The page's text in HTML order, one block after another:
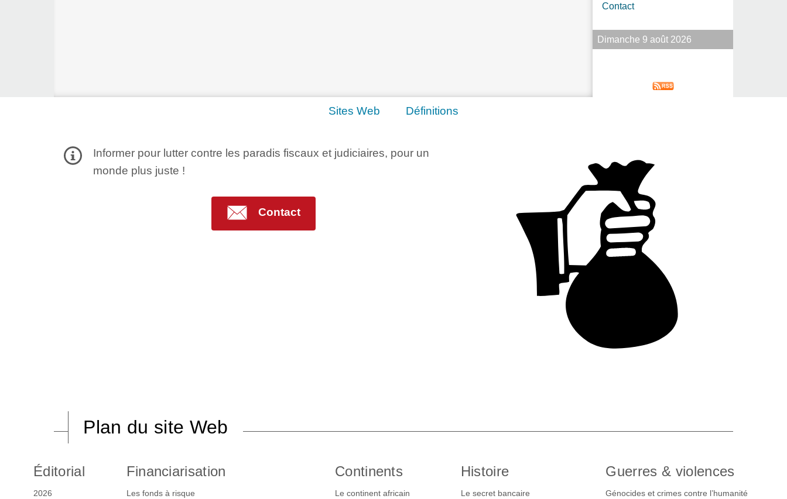
Contact
Dimanche 9 août 2026
Sites Web Définitions
Informer pour lutter contre les paradis fiscaux et judiciaires, pour un
monde plus juste !
Contact
Plan du site Web
Éditorial
2026
Financiarisation
Les fonds à risque
Continents
Le continent africain
Histoire
Le secret bancaire
Guerres & violences
Génocides et crimes contre l’humanité